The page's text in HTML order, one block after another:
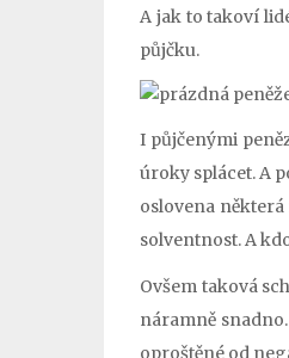
A jak to takoví
půjčku.
I půjčenými
úroky splácet. A
oslovena
solventnost. A
Ovšem taková
náramně
oproštěné od